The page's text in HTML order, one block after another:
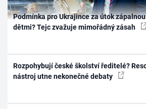
Podmínka pro Ukrajince za útok
dětmi? Tejc zvažuje mimořádný zásah
Rozpohybují české školství ředitelé?
nástroj utne nekonečné debaty